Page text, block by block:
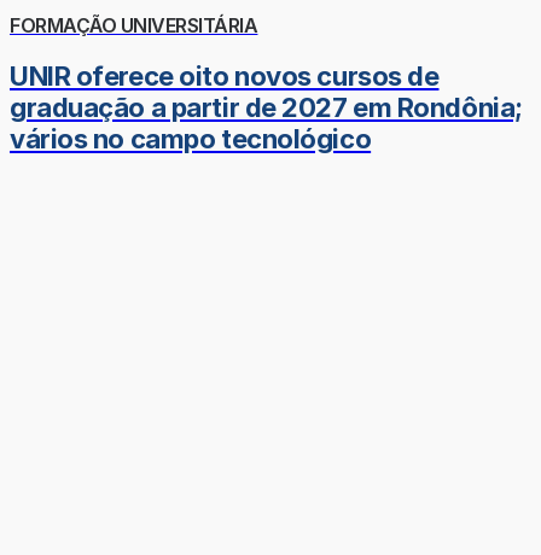
FORMAÇÃO UNIVERSITÁRIA
UNIR oferece oito novos cursos de
graduação a partir de 2027 em Rondônia;
vários no campo tecnológico